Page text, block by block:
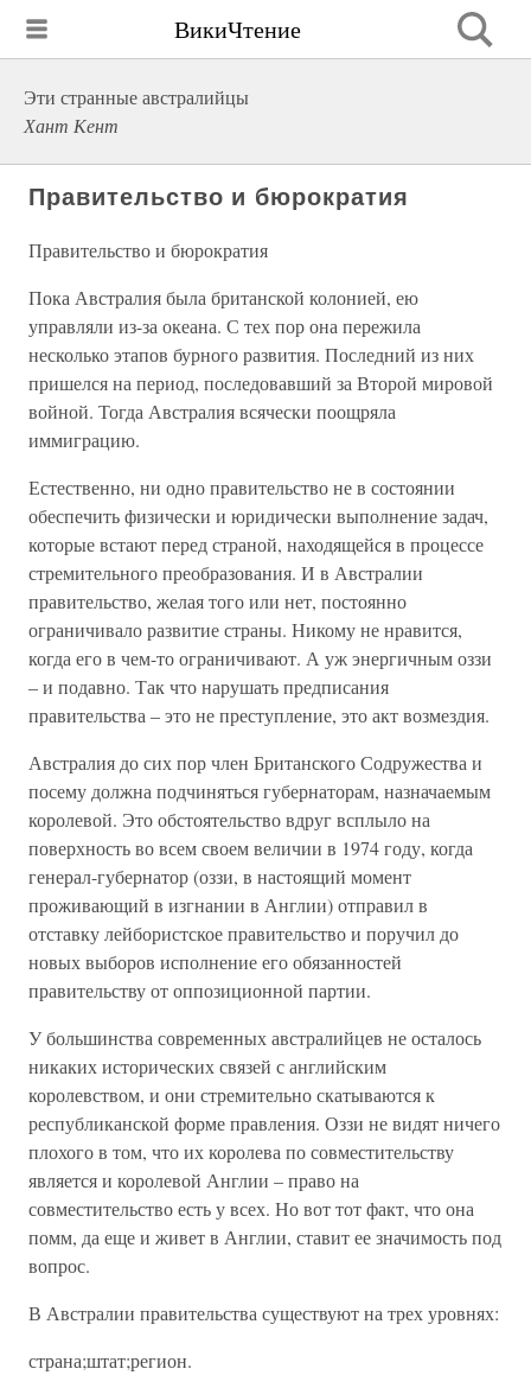
ВикиЧтение
Эти странные австралийцы
Хант Кент
Правительство и бюрократия
Правительство и бюрократия
Пока Австралия была британской колонией, ею
управляли из-за океана. С тех пор она пережила
несколько этапов бурного развития. Последний из них
пришелся на период, последовавший за Второй мировой
войной. Тогда Австралия всячески поощряла
иммиграцию.
Естественно, ни одно правительство не в состоянии
обеспечить физически и юридически выполнение задач,
которые встают перед страной, находящейся в процессе
стремительного преобразования. И в Австралии
правительство, желая того или нет, постоянно
ограничивало развитие страны. Никому не нравится,
когда его в чем-то ограничивают. А уж энергичным оззи
– и подавно. Так что нарушать предписания
правительства – это не преступление, это акт возмездия.
Австралия до сих пор член Британского Содружества и
посему должна подчиняться губернаторам, назначаемым
королевой. Это обстоятельство вдруг всплыло на
поверхность во всем своем величии в 1974 году, когда
генерал-губернатор (оззи, в настоящий момент
проживающий в изгнании в Англии) отправил в
отставку лейбористское правительство и поручил до
новых выборов исполнение его обязанностей
правительству от оппозиционной партии.
У большинства современных австралийцев не осталось
никаких исторических связей с английским
королевством, и они стремительно скатываются к
республиканской форме правления. Оззи не видят ничего
плохого в том, что их королева по совместительству
является и королевой Англии – право на
совместительство есть у всех. Но вот тот факт, что она
помм, да еще и живет в Англии, ставит ее значимость под
вопрос.
В Австралии правительства существуют на трех уровнях:
страна;штат;регион.